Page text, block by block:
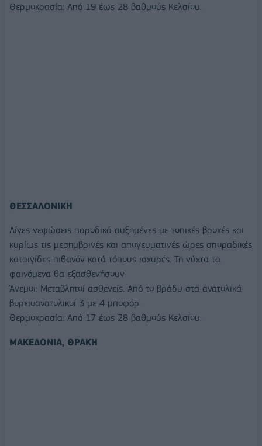
Θερμοκρασία: Από 19 έως 28 βαθμούς Κελσίου.
ΘΕΣΣΑΛΟΝΙΚΗ
Λίγες νεφώσεις παροδικά αυξημένες με τοπικές βροχές και
κυρίως τις μεσημβρινές και απογευματινές ώρες σποραδικές
καταιγίδες πιθανόν κατά τόπους ισχυρές. Τη νύχτα τα
φαινόμενα θα εξασθενήσουν
Άνεμοι: Μεταβλητοί ασθενείς. Από το βράδυ στα ανατολικά
βορειοανατολικοί 3 με 4 μποφόρ.
Θερμοκρασία: Από 17 έως 28 βαθμούς Κελσίου.
ΜΑΚΕΔΟΝΙΑ, ΘΡΑΚΗ